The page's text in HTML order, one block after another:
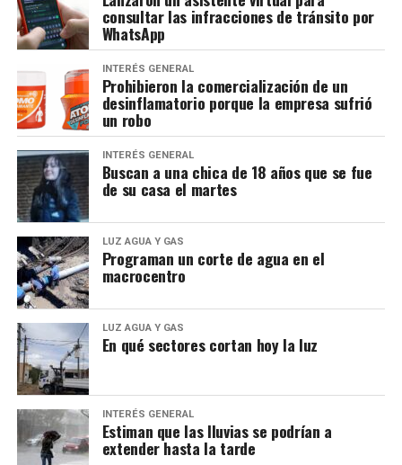
consultar las infracciones de tránsito por
WhatsApp
INTERÉS GENERAL
Prohibieron la comercialización de un
desinflamatorio porque la empresa sufrió
un robo
INTERÉS GENERAL
Buscan a una chica de 18 años que se fue
de su casa el martes
LUZ AGUA Y GAS
Programan un corte de agua en el
macrocentro
LUZ AGUA Y GAS
En qué sectores cortan hoy la luz
INTERÉS GENERAL
Estiman que las lluvias se podrían a
extender hasta la tarde